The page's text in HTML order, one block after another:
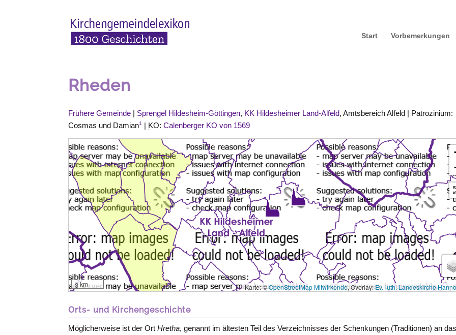
Start Vorbemerkungen
Rheden
Frühere Gemeinde | Sprengel Hildesheim-Göttingen, KK Hildesheimer Land-Alfeld, Amtsbereich Alfeld | Patrozinium:
Cosmas und Damian1 | KO:Calenberger KO von 1569
3 km Karte: ©OpenStreetMap Mitwirkende, Overlay:Ev.-luth. Landeskirche
Orts- und Kirchengeschichte
Möglicherweise ist der OrtHretha, genannt im ältesten Teil des Verzeichnisses der Schenkungen (Traditionen) an das